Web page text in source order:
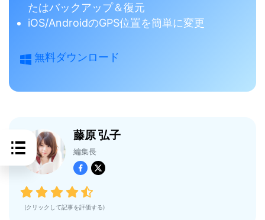
たはバックアップ＆復元
iOS/AndroidのGPS位置を簡単に変更
無料ダウンロード
藤原 弘子
編集長
(クリックして記事を評価する)